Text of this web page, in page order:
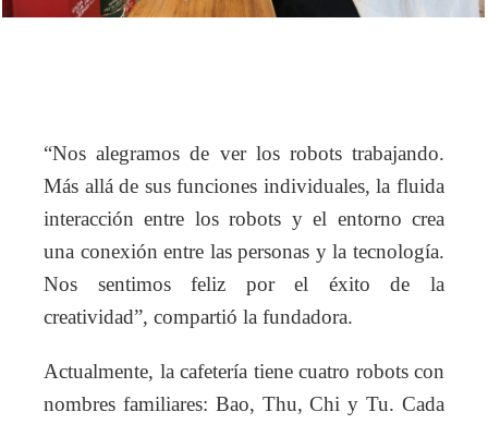
“Nos alegramos de ver los robots trabajando.
Más allá de sus funciones individuales, la fluida
interacción entre los robots y el entorno crea
una conexión entre las personas y la tecnología.
Nos sentimos feliz por el éxito de la
creatividad”, compartió la fundadora.
Actualmente, la cafetería tiene cuatro robots con
nombres familiares: Bao, Thu, Chi y Tu. Cada